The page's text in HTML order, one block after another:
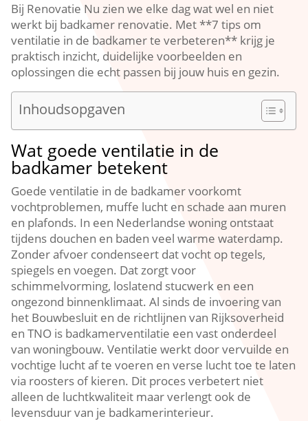
Bij Renovatie Nu zien we elke dag wat wel en niet
werkt bij badkamer renovatie.​ Met **7 tips om
ventilatie in de badkamer te verbeteren** krijg je
praktisch inzicht, duidelijke voorbeelden en
oplossingen die echt passen bij jouw huis en gezin.​
Inhoudsopgaven
Wat goede ventilatie in de
badkamer betekent
Goede ventilatie in de badkamer voorkomt
vochtproblemen, muffe lucht en schade aan muren
en plafonds.​ In een Nederlandse woning ontstaat
tijdens douchen en baden veel warme waterdamp.​
Zonder afvoer condenseert dat vocht op tegels,
spiegels en voegen.​ Dat zorgt voor
schimmelvorming, loslatend stucwerk en een
ongezond binnenklimaat.​ Al sinds de invoering van
het Bouwbesluit en de richtlijnen van Rijksoverheid
en TNO is badkamerventilatie een vast onderdeel
van woningbouw.​ Ventilatie werkt door vervuilde en
vochtige lucht af te voeren en verse lucht toe te laten
via roosters of kieren.​ Dit proces verbetert niet
alleen de luchtkwaliteit maar verlengt ook de
levensduur van je badkamerinterieur.​